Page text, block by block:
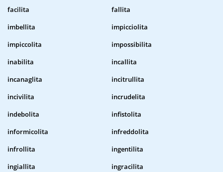
facilita
fallita
imbellita
impicciolita
impiccolita
impossibilita
inabilita
incallita
incanaglita
incitrullita
incivilita
incrudelita
indebolita
infistolita
informicolita
infreddolita
infrollita
ingentilita
ingiallita
ingracilita